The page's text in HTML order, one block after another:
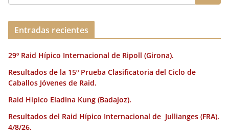
o
o
k
ir
Entradas recientes
29º Raid Hípico Internacional de Ripoll (Girona).
Resultados de la 15º Prueba Clasificatoria del Ciclo de
Caballos Jóvenes de Raid.
Raid Hípico Eladina Kung (Badajoz).
Resultados del Raid Hípico Internacional de Jullianges (FRA).
4/8/26.